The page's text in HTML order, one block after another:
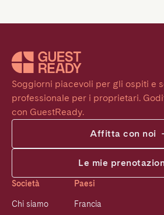
Soggiorni piacevoli per gli ospiti e
professionale per i proprietari.
con GuestReady.
Affitta con noi
Le mie
Società
Chi siamo
Paesi
Francia